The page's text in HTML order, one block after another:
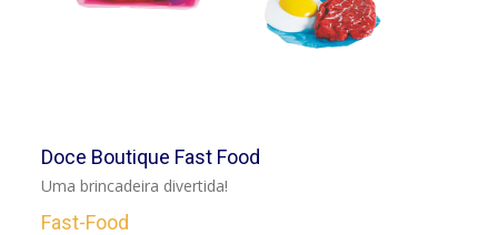
VER
Doce Boutique Fast Food
Uma brincadeira divertida!
Fast-Food